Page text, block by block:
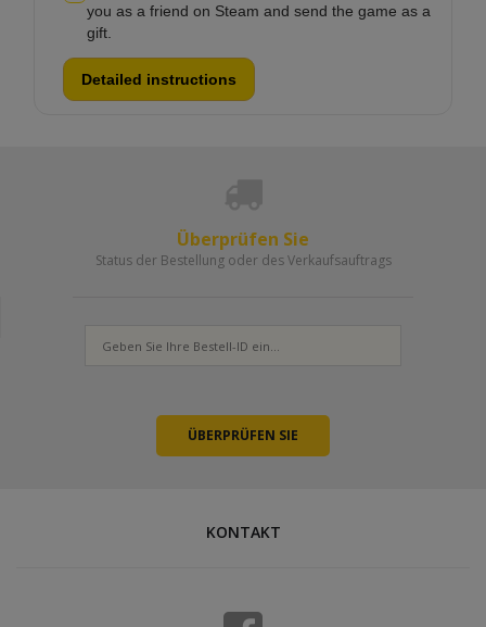
you as a friend on Steam and send the game as a
gift.
Detailed instructions
Überprüfen Sie
Status der Bestellung oder des Verkaufsauftrags
KONTAKT